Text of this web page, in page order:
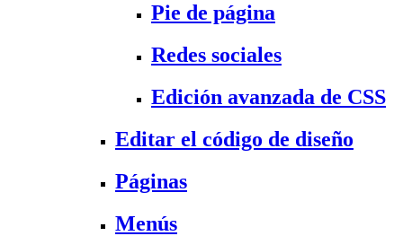
Pie de página
Redes sociales
Edición avanzada de CSS
Editar el código de diseño
Páginas
Menús